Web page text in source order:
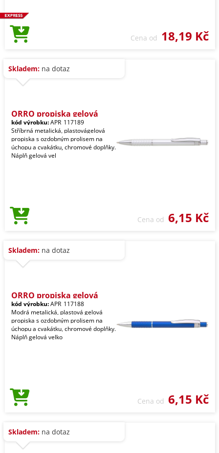
Cena od 18,19 Kč
Skladem: na dotaz
ORRO propiska gelová
kód výrobku:APR_117189
Stříbrná metalická, plastovágelová
propiska s ozdobným prolisem na
úchopu a cvakátku, chromové doplňky.
Náplň gelová vel
Cena od 6,15 Kč
Skladem: na dotaz
ORRO propiska gelová
kód výrobku:APR_117188
Modrá metalická, plastová gelová
propiska s ozdobným prolisem na
úchopu a cvakátku, chromové doplňky.
Náplň gelová velko
Cena od 6,15 Kč
Skladem: na dotaz